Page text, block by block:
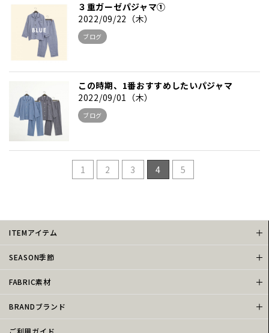
３重ガーゼパジャマ①
2022/09/22（木）
ブログ
この時期、1番おすすめしたいパジャマ
2022/09/01（木）
ブログ
1 2 3 4 5
ITEMアイテム
SEASON季節
FABRIC素材
BRANDブランド
ご利用ガイド